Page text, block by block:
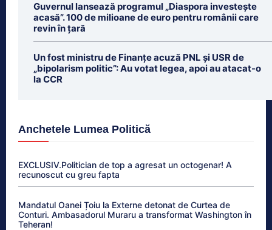
Guvernul lansează programul „Diaspora investește
acasă”. 100 de milioane de euro pentru românii care
revin în țară
Un fost ministru de Finanțe acuză PNL și USR de
„bipolarism politic”: Au votat legea, apoi au atacat-o
la CCR
Anchetele Lumea Politică
EXCLUSIV.Politician de top a agresat un octogenar! A
recunoscut cu greu fapta
Mandatul Oanei Țoiu la Externe detonat de Curtea de
Conturi. Ambasadorul Muraru a transformat Washington în
Teheran!